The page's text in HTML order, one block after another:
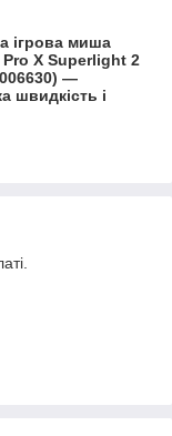
ігрова миша
X Superlight 2
—
швидкість і